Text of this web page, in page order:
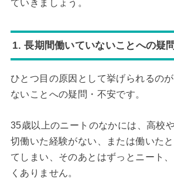
ていきましょう。
1. 長期間働いていないことへの疑
ひとつ目の原因として挙げられるの
ないことへの疑問・不安です。
35歳以上のニートのなかには、高校
切働いた経験がない、または働いた
てしまい、そのあとはずっとニート
くありません。